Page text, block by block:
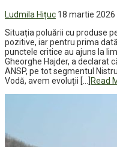
Ludmila Hițuc 18 martie 2026
Situația poluării cu produse
pozitive, iar pentru prima
punctele critice au ajuns la
Gheorghe Hajder, a declarat
ANSP, pe tot segmentul
Vodă, avem evoluții […]Read